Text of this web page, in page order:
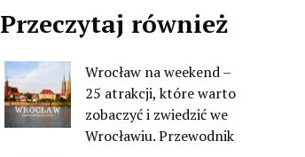
Przeczytaj również
Wrocław na weekend –
25 atrakcji, które warto
zobaczyć i zwiedzić we
Wrocławiu. Przewodnik